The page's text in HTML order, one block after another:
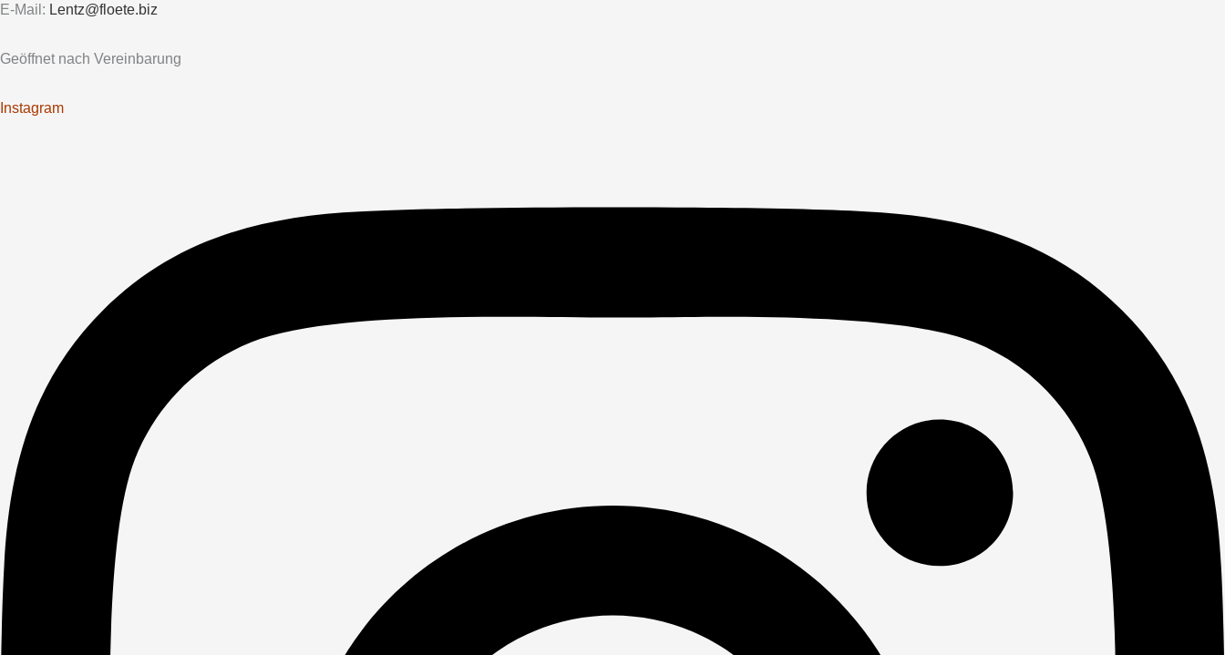
E-Mail: Lentz@floete.biz
Geöffnet nach Vereinbarung
Instagram